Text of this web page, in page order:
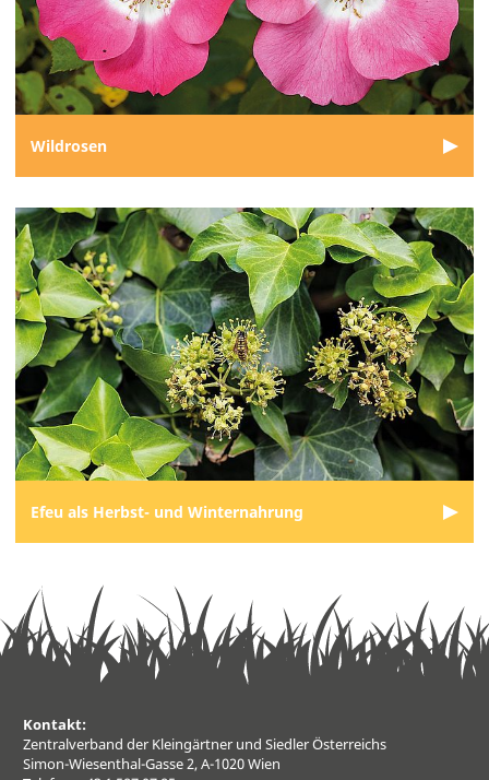
Wildrosen
Efeu als Herbst- und Winternahrung
Kontakt:
Zentralverband der Kleingärtner und Siedler Österreichs
Simon-Wiesenthal-Gasse 2, A-1020 Wien